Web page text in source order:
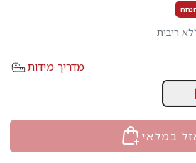
מדריך מידות
במלאי